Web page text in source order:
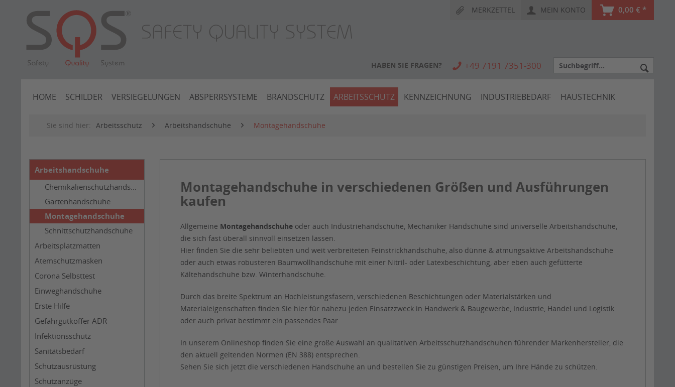
MERKZETTEL MEIN KONTO 0,00 € *
HABEN SIE FRAGEN? +49 7191 7351-300
HOME SCHILDER VERSIEGELUNGEN ABSPERRSYSTEME BRANDSCHUTZ ARBEITSSCHUTZ KENNZEICHNUNG INDUSTRIEBEDARF HAUSTECHNIK
Sie sind hier: Arbeitsschutz Arbeitshandschuhe Montagehandschuhe
Arbeitshandschuhe
Chemikalienschutzhandschuhe
Gartenhandschuhe
Montagehandschuhe
Schnittschutzhandschuhe
Arbeitsplatzmatten
Atemschutzmasken
Corona Selbsttest
Einweghandschuhe
Erste Hilfe
Gefahrgutkoffer ADR
Infektionsschutz
Sanitätsbedarf
Schutzausrüstung
Schutzanzüge
Montagehandschuhe in verschiedenen Größen und Ausführungen
kaufen
Allgemeine Montagehandschuhe oder auch Industriehandschuhe, Mechaniker Handschuhe sind universelle Arbeitshandschuhe,
die sich fast überall sinnvoll einsetzen lassen.
Hier finden Sie die sehr beliebten und weit verbreiteten Feinstrickhandschuhe, also dünne & atmungsaktive Arbeitshandschuhe
oder auch etwas robusteren Baumwollhandschuhe mit einer Nitril- oder Latexbeschichtung, aber eben auch gefütterte
Kältehandschuhe bzw. Winterhandschuhe.
Durch das breite Spektrum an Hochleistungsfasern, verschiedenen Beschichtungen oder Materialstärken und
Materialeigenschaften finden Sie hier für nahezu jeden Einsatzzweck in Handwerk & Baugewerbe, Industrie, Handel und Logistik
oder auch privat bestimmt ein passendes Paar.
In unserem Onlineshop finden Sie eine große Auswahl an qualitativen Arbeitsschutzhandschuhen führender Markenhersteller, die
den aktuell geltenden Normen (EN 388) entsprechen.
Sehen Sie sich jetzt die verschiedenen Handschuhe an und bestellen Sie zu günstigen Preisen, um Ihre Hände zu schützen.